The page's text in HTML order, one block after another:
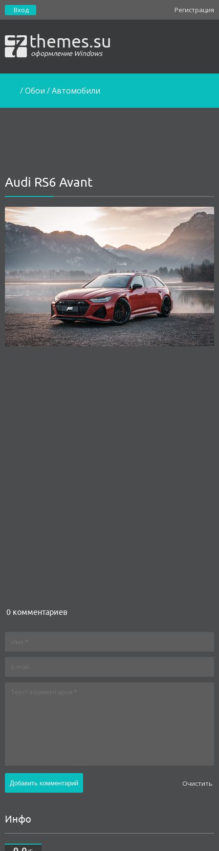
Регистрация
Вход
themes.su
оформление Windows
/Обои /Автомобили
Audi RS6 Avant
0 комментариев
Oчистить
Инфо